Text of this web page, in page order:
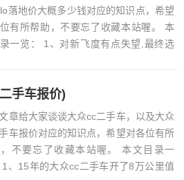
落地价大概多少钱对应的知识点，希望
有所帮助，不要忘了收藏本站喔。 本
一览： 1、对新飞度有点失望,最终选
手车报价)
章给大家谈谈大众cc二手车，以及大众
车报价对应的知识点，希望对各位有所
不要忘了收藏本站喔。 本文目录一
1、15年的大众cc二手车开了8万公里值